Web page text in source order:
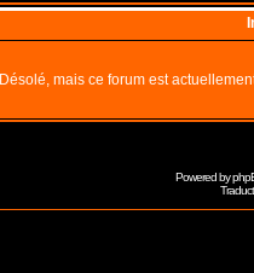
Désolé, mais ce forum est
Powered by